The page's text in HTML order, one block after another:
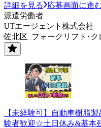
詳細を見る
応募画面に進
派遣労働者
UTエージェント株式会社
佐北区_フォークリフト･ク
【未経験可】自動車樹脂
験者歓迎☆土日休み&基本